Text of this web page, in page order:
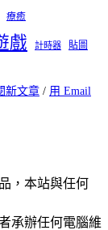
療癒
戲 計時器
貼圖
新文章 / 用 Email
，本站與任何
承辦任何電腦維